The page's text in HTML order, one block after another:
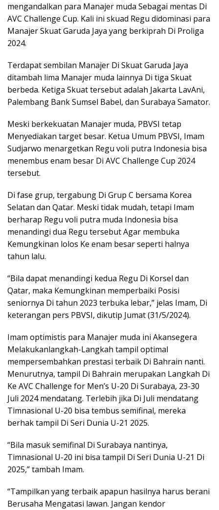
mengandalkan para Manajer muda Sebagai mentas Di
AVC Challenge Cup. Kali ini skuad Regu didominasi para
Manajer Skuat Garuda Jaya yang berkiprah Di Proliga
2024.
Terdapat sembilan Manajer Di Skuat Garuda Jaya
ditambah lima Manajer muda lainnya Di tiga Skuat
berbeda. Ketiga Skuat tersebut adalah Jakarta LavAni,
Palembang Bank Sumsel Babel, dan Surabaya Samator.
Meski berkekuatan Manajer muda, PBVSI tetap
Menyediakan target besar. Ketua Umum PBVSI, Imam
Sudjarwo menargetkan Regu voli putra Indonesia bisa
menembus enam besar Di AVC Challenge Cup 2024
tersebut.
Di fase grup, tergabung Di Grup C bersama Korea
Selatan dan Qatar. Meski tidak mudah, tetapi Imam
berharap Regu voli putra muda Indonesia bisa
menandingi dua Regu tersebut Agar membuka
Kemungkinan lolos Ke enam besar seperti halnya
tahun lalu.
“Bila dapat menandingi kedua Regu Di Korsel dan
Qatar, maka Kemungkinan memperbaiki Posisi
seniornya Di tahun 2023 terbuka lebar,” jelas Imam, Di
keterangan pers PBVSI, dikutip Jumat (31/5/2024).
Imam optimistis para Manajer muda ini Akansegera
Melakukanlangkah-Langkah tampil optimal
mempersembahkan prestasi terbaik Di Bahrain nanti.
Menurutnya, tampil Di Bahrain merupakan Langkah Di
Ke AVC Challenge for Men’s U-20 Di Surabaya, 23-30
Juli 2024 mendatang. Terlebih jika Di Juli mendatang
Timnasional U-20 bisa tembus semifinal, mereka
berhak tampil Di Seri Dunia U-21 2025.
“Bila masuk semifinal Di Surabaya nantinya,
Timnasional U-20 ini bisa tampil Di Seri Dunia U-21 Di
2025,” tambah Imam.
“Tampilkan yang terbaik apapun hasilnya harus berani
Berusaha Mengatasi lawan. Jangan kendor